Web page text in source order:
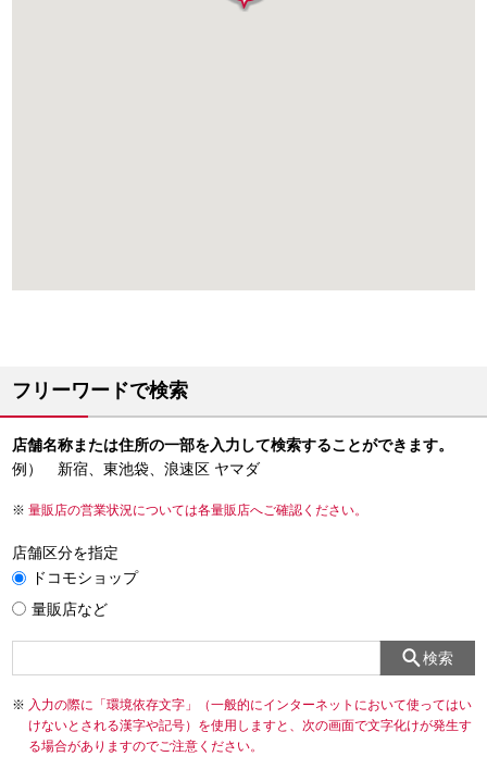
フリーワードで検索
店舗名称または住所の一部を入力して検索することができます。
例） 新宿、東池袋、浪速区 ヤマダ
量販店の営業状況については各量販店へご確認ください。
店舗区分を指定
ドコモショップ
量販店など
検索
入力の際に「環境依存文字」（一般的にインターネットにおいて使ってはい
けないとされる漢字や記号）を使用しますと、次の画面で文字化けが発生す
る場合がありますのでご注意ください。